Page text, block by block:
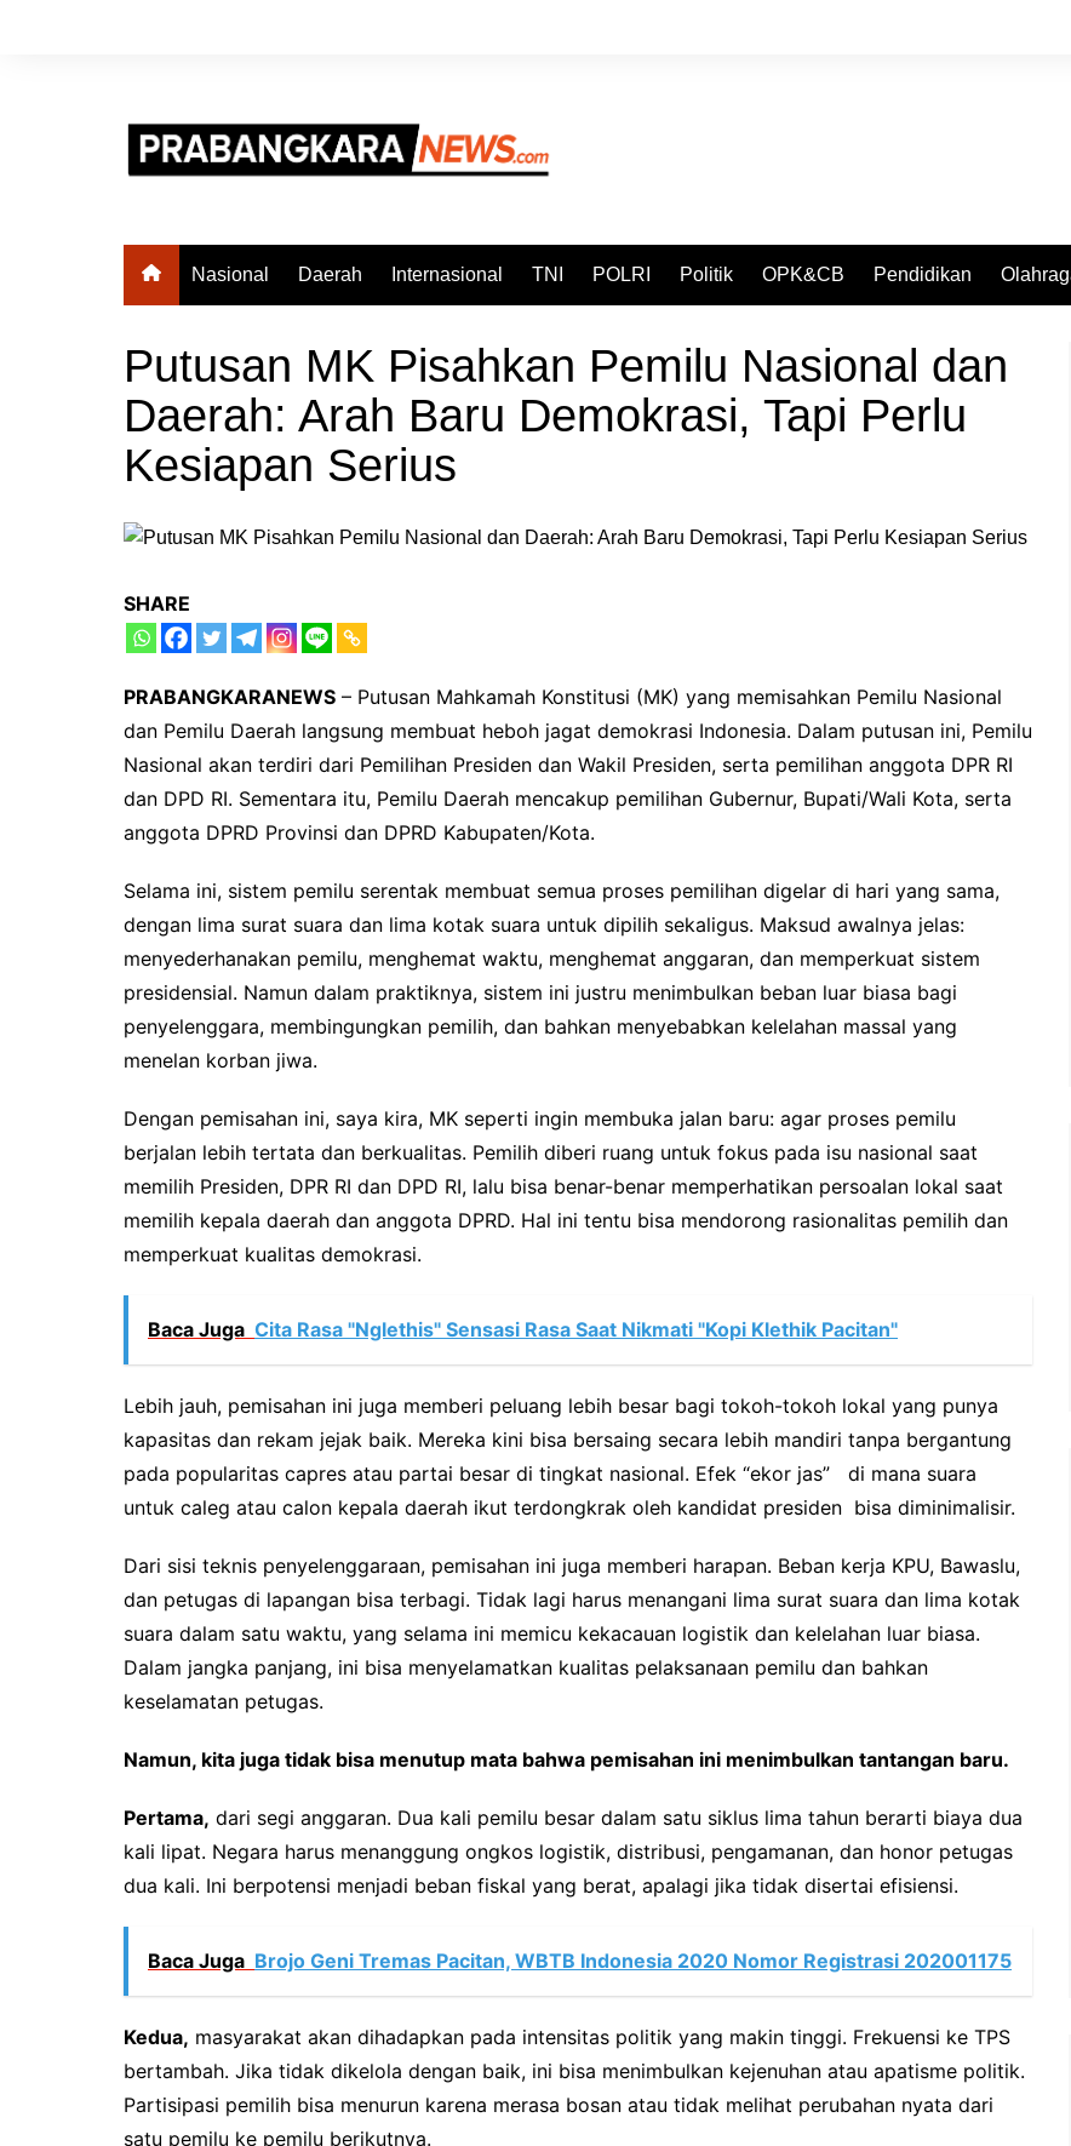
Nasional Daerah Internasional TNI POLRI Politik OPK&CB Pendidikan
Putusan MK Pisahkan Pemilu Nasional dan
Daerah: Arah Baru Demokrasi, Tapi Perlu
Kesiapan Serius
SHARE
PRABANGKARANEWS – Putusan Mahkamah Konstitusi (MK) yang memisahkan Pemilu Nasional
dan Pemilu Daerah langsung membuat heboh jagat demokrasi Indonesia. Dalam putusan ini, Pemilu
Nasional akan terdiri dari Pemilihan Presiden dan Wakil Presiden, serta pemilihan anggota DPR RI
dan DPD RI. Sementara itu, Pemilu Daerah mencakup pemilihan Gubernur, Bupati/Wali Kota, serta
anggota DPRD Provinsi dan DPRD Kabupaten/Kota.
Selama ini, sistem pemilu serentak membuat semua proses pemilihan digelar di hari yang sama,
dengan lima surat suara dan lima kotak suara untuk dipilih sekaligus. Maksud awalnya jelas:
menyederhanakan pemilu, menghemat waktu, menghemat anggaran, dan memperkuat sistem
presidensial. Namun dalam praktiknya, sistem ini justru menimbulkan beban luar biasa bagi
penyelenggara, membingungkan pemilih, dan bahkan menyebabkan kelelahan massal yang
menelan korban jiwa.
Dengan pemisahan ini, saya kira, MK seperti ingin membuka jalan baru: agar proses pemilu
berjalan lebih tertata dan berkualitas. Pemilih diberi ruang untuk fokus pada isu nasional saat
memilih Presiden, DPR RI dan DPD RI, lalu bisa benar-benar memperhatikan persoalan lokal saat
memilih kepala daerah dan anggota DPRD. Hal ini tentu bisa mendorong rasionalitas pemilih dan
memperkuat kualitas demokrasi.
Baca Juga Cita Rasa "Nglethis" Sensasi Rasa Saat Nikmati "Kopi Klethik Pacitan"
Lebih jauh, pemisahan ini juga memberi peluang lebih besar bagi tokoh-tokoh lokal yang punya
kapasitas dan rekam jejak baik. Mereka kini bisa bersaing secara lebih mandiri tanpa bergantung
pada popularitas capres atau partai besar di tingkat nasional. Efek “ekor jas” di mana suara
untuk caleg atau calon kepala daerah ikut terdongkrak oleh kandidat presiden bisa diminimalisir.
Dari sisi teknis penyelenggaraan, pemisahan ini juga memberi harapan. Beban kerja KPU, Bawaslu,
dan petugas di lapangan bisa terbagi. Tidak lagi harus menangani lima surat suara dan lima kotak
suara dalam satu waktu, yang selama ini memicu kekacauan logistik dan kelelahan luar biasa.
Dalam jangka panjang, ini bisa menyelamatkan kualitas pelaksanaan pemilu dan bahkan
keselamatan petugas.
Namun, kita juga tidak bisa menutup mata bahwa pemisahan ini menimbulkan tantangan baru.
Pertama, dari segi anggaran. Dua kali pemilu besar dalam satu siklus lima tahun berarti biaya dua
kali lipat. Negara harus menanggung ongkos logistik, distribusi, pengamanan, dan honor petugas
dua kali. Ini berpotensi menjadi beban fiskal yang berat, apalagi jika tidak disertai efisiensi.
Baca Juga Brojo Geni Tremas Pacitan, WBTB Indonesia 2020 Nomor Registrasi 202001175
Kedua, masyarakat akan dihadapkan pada intensitas politik yang makin tinggi. Frekuensi ke TPS
bertambah. Jika tidak dikelola dengan baik, ini bisa menimbulkan kejenuhan atau apatisme politik.
Partisipasi pemilih bisa menurun karena merasa bosan atau tidak melihat perubahan nyata dari
satu pemilu ke pemilu berikutnya.